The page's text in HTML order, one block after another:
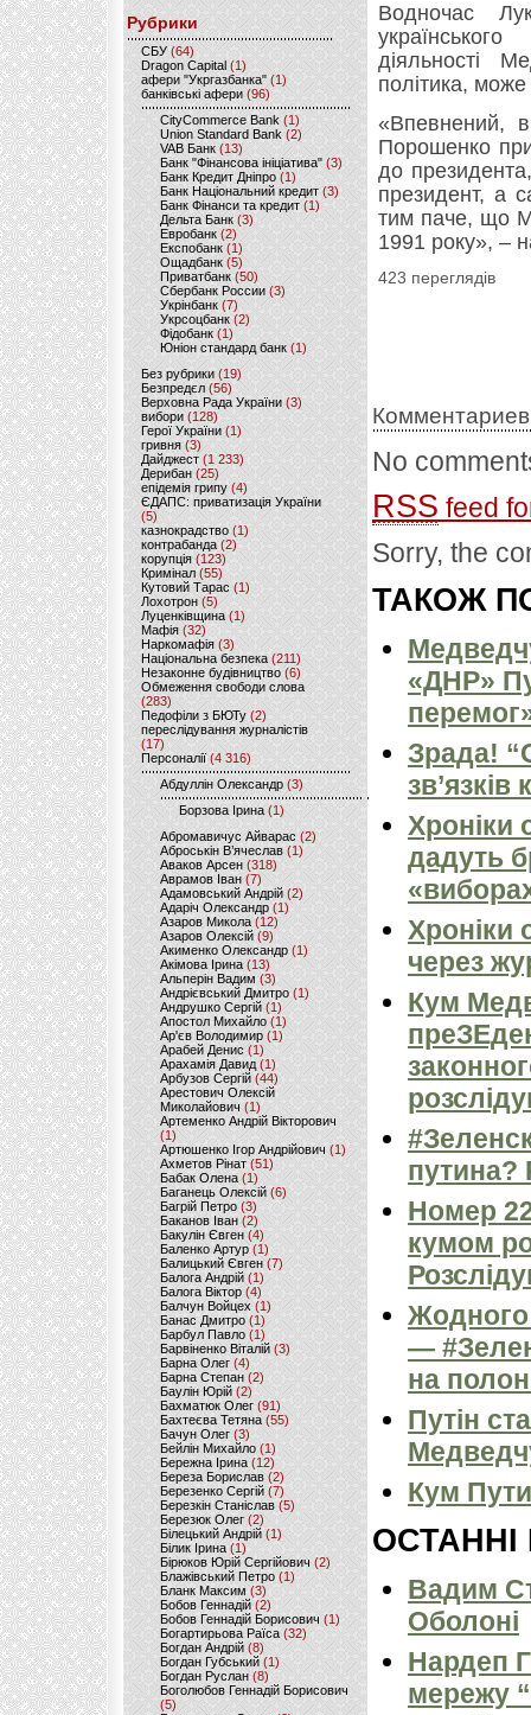
Рубрики
CБУ (64)
Dragon Capital (1)
афери "Укргазбанка" (1)
банківські афери (96)
CityCommerce Bank (1)
Union Standard Bank (2)
VAB Банк (13)
Банк "Фінансова ініціатива" (3)
Банк Кредит Дніпро (1)
Банк Національний кредит (3)
Банк Фінанси та кредит (1)
Дельта Банк (3)
Евробанк(2)
Експобанк (1)
Ощадбанк(5)
Приватбанк (50)
Сбербанк России (3)
Укрінбанк(7)
Укрсоцбанк (2)
Фідобанк (1)
Юніон стандард банк(1)
Без рубрики (19)
Безпредєл(56)
Верховна Рада України (3)
вибори(128)
Герої України(1)
гривня (3)
Дайджест (1 233)
Дерибан (25)
епідемія грипу (4)
ЄДАПС: приватизація України
(5)
казнокрадство (1)
контрабанда (2)
корупція (123)
Кримінал (55)
Кутовий Тарас (1)
Лохотрон(5)
Луценківщина (1)
Мафія (32)
Наркомафія (3)
Національна безпека (211)
Незаконне будівництво(6)
Обмеження свободи слова
(283)
Педофіли з БЮТу (2)
переслідування журналістів
(17)
Персоналії (4 316)
Абдуллін Олександр (3)
Борзова Ірина(1)
Абромавичус Айварас (2)
Аброськін В’ячеслав(1)
Аваков Арсен (318)
Аврамов Іван (7)
Адамовський Андрій(2)
Адаріч Олександр (1)
Азаров Микола (12)
Азаров Олексій (9)
Акименко Олександр(1)
Акімова Ірина(13)
Альперін Вадим (3)
Андрієвський Дмитро(1)
Андрушко Сергій(1)
Апостол Михайло(1)
Ар'єв Володимир (1)
Арабей Денис(1)
Арахамія Давид (1)
Арбузов Сергій (44)
Арестович Олексій
Миколайович(1)
Артеменко Андрій Вікторович
(1)
Артюшенко Ігор Андрійович(1)
Ахметов Рінат(51)
Бабак Олена(1)
Баганець Олексій(6)
Багрій Петро (3)
Баканов Іван(2)
Бакулін Євген (4)
Баленко Артур(1)
Балицький Євген(7)
Балога Андрій (1)
Балога Віктор (4)
Балчун Войцех (1)
Банас Дмитро (1)
Барбул Павло(1)
Барвіненко Віталій(3)
Барна Олег (4)
Барна Степан (2)
Баулін Юрій (2)
Бахматюк Олег (91)
Бахтеєва Тетяна(55)
Бачун Олег (3)
Бейлін Михайло (1)
Бережна Ірина(12)
Береза Борислав(2)
Березенко Сергій (7)
Березкін Станіслав (5)
Березюк Олег(2)
Білецький Андрій (1)
Білик Ірина (1)
Бірюков Юрій Сергійович (2)
Блажівський Петро (1)
Бланк Максим(3)
Бобов Геннадій (2)
Бобов Геннадій Борисович (1)
Богартирьова Раїса (32)
Богдан Андрій(8)
Богдан Губський (1)
Богдан Руслан(8)
Боголюбов Геннадій Борисович
(5)
Водночас
діяльності
політика,
«Впевнений,
Порошенко
до
президент, а
тим паче, що
1991 року», –
423 переглядів
No
RSS feed
Sorry, the
ТАКОЖ
«ДНР»
Зрада!
Хроніки
дадуть
Хроніки
через
Кум
путина?
Номер
кумом
Жодного
—
на
Путін
Кум
ОСТАННІ
Вадим
Оболоні
Нардеп
мережу